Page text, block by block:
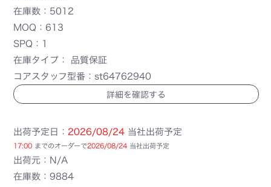
在庫数：5012
MOQ：613
SPQ：1
在庫タイプ： 品質保証
コアスタッフ型番：st64762940
詳細を確認する
出荷予定日： 2026/08/24 当社出荷予定
17:00 までのオーダーで2026/08/24 当社出荷予定
出荷元：N/A
在庫数：9884